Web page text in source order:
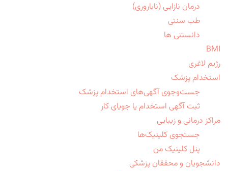
درمان نازایی (ناباروری)
طب سنتی
دانستنی ها
BMI
رژیم لاغری
استخدام پزشک
جست‌وجوی آگهی‌های استخدام پزشک
ثبت آگهی استخدام یا جویای کار
مراکز درمانی و زیبایی
جستجوی کلینیک‌ها
پنل کلینیک من
دانشجویان و محققان پزشکی